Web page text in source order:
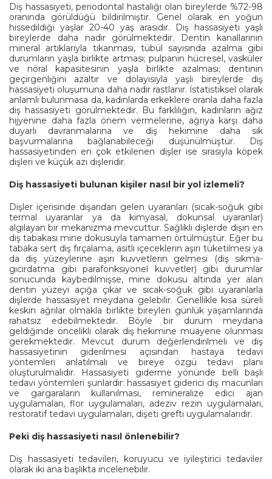
Diş hassasiyeti, periodontal hastalığı olan bireylerde %72-98
oranında görüldüğü bildirilmiştir. Genel olarak en yoğun
hissedildiği yaşlar 20-40 yaş arasıdır. Diş hassasiyeti yaşlı
bireylerde daha nadir görülmektedir. Dentin kanallarının
mineral artıklarıyla tıkanması, tübül sayısında azalma gibi
durumların yaşla birlikte artması; pulpanın hücresel, vasküler
ve nöral kapasitesinin yaşla birlikte azalması; dentinin
geçirgenliğini azaltır ve dolayısıyla yaşlı bireylerde diş
hassasiyeti oluşumuna daha nadir rastlanır. İstatistiksel olarak
anlamlı bulunmasa da, kadınlarda erkeklere oranla daha fazla
diş hassasiyeti görülmektedir. Bu farklılığın, kadınların ağız
hijyenine daha fazla önem vermelerine, ağrıya karşı daha
duyarlı davranmalarına ve diş hekimine daha sık
başvurmalarına bağlanabileceği düşünülmüştür. Diş
hassasiyetinden en çok etkilenen dişler ise sırasıyla köpek
dişleri ve küçük azı dişleridir.
Diş hassasiyeti bulunan kişiler nasıl bir yol izlemeli?
Dişler içerisinde dışarıdan gelen uyaranları (sıcak-soğuk gibi
termal uyaranlar ya da kimyasal, dokunsal uyaranlar)
algılayan bir mekanizma mevcuttur. Sağlıklı dişlerde dişin en
dış tabakası mine dokusuyla tamamen örtülmüştür. Eğer bu
tabaka sert diş fırçalama, asitli içeceklerin aşırı tüketilmesi ya
da diş yüzeylerine aşırı kuvvetlerin gelmesi (diş sıkma-
gıcırdatma gibi parafonksiyonel kuvvetler) gibi durumlar
sonucunda kaybedilmişse, mine dokusu altında yer alan
dentin yüzeyi açığa çıkar ve sıcak-soğuk gibi uyaranlarla
dişlerde hassasiyet meydana gelebilir. Genellikle kısa süreli
keskin ağrılar olmakla birlikte bireyleri günlük yaşamlarında
rahatsız edebilmektedir. Böyle bir durum meydana
geldiğinde öncelikli olarak diş hekimine muayene olunması
gerekmektedir. Mevcut durum değerlendirilmeli ve diş
hassasiyetinin giderilmesi açısından hastaya tedavi
yöntemleri anlatılmalı ve bireye özgü tedavi planı
oluşturulmalıdır. Hassasiyeti giderme yönünde belli başlı
tedavi yöntemleri şunlardır: hassasiyet giderici diş macunları
ve gargaraların kullanılması, remineralize edici ajan
uygulamaları, flor uygulamaları, adeziv rezin uygulamaları,
restoratif tedavi uygulamaları, dişeti grefti uygulamalarıdır.
Peki diş hassasiyeti nasıl önlenebilir?
Diş hassasiyeti tedavileri, koruyucu ve iyileştirici tedaviler
olarak iki ana başlıkta incelenebilir.